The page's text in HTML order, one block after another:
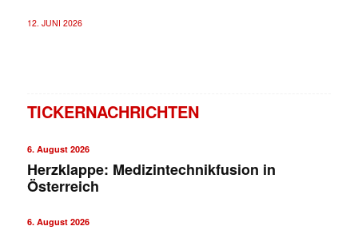
12. JUNI 2026
TICKERNACHRICHTEN
6. August 2026
Herzklappe: Medizintechnikfusion in
Österreich
6. August 2026